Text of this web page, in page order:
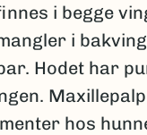
i begge
i
Hodet har
hos